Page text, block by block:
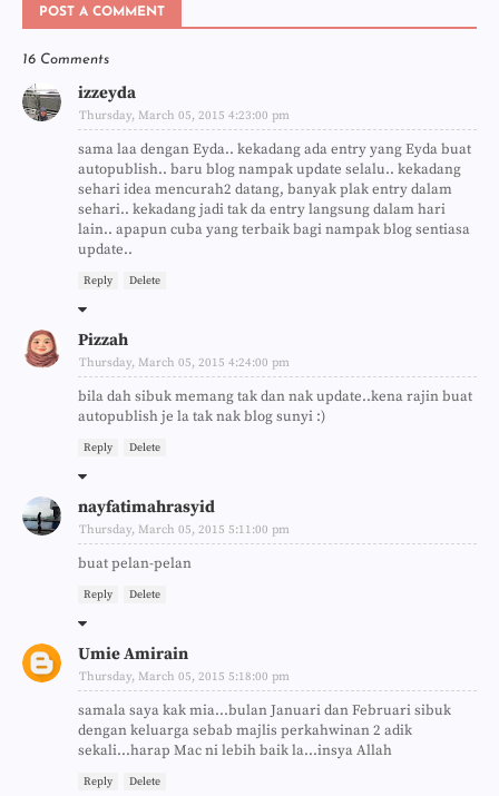
POST A COMMENT
16 Comments
izzeyda
Thursday, March 05, 2015 4:23:00 pm
sama laa dengan Eyda.. kekadang ada entry yang Eyda buat
autopublish.. baru blog nampak update selalu.. kekadang
sehari idea mencurah2 datang, banyak plak entry dalam
sehari.. kekadang jadi tak da entry langsung dalam hari
lain.. apapun cuba yang terbaik bagi nampak blog sentiasa
update..
Reply Delete
Pizzah
Thursday, March 05, 2015 4:24:00 pm
bila dah sibuk memang tak dan nak update..kena rajin buat
autopublish je la tak nak blog sunyi :)
Reply Delete
nayfatimahrasyid
Thursday, March 05, 2015 5:11:00 pm
buat pelan-pelan
Reply Delete
Umie Amirain
Thursday, March 05, 2015 5:18:00 pm
samala saya kak mia...bulan Januari dan Februari sibuk
dengan keluarga sebab majlis perkahwinan 2 adik
sekali...harap Mac ni lebih baik la...insya Allah
Reply Delete